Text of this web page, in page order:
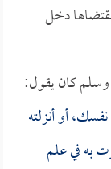
دخل
وسلم كان يقول:
أو أنزلته
به في علم